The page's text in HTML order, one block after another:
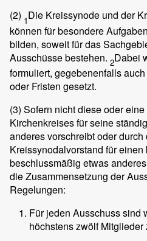
(2) 1Die Kreissynode und der
können für besondere
bilden, soweit für das
Ausschüsse bestehen. 2Dabei
formuliert, gegebenenfalls
oder Fristen gesetzt.
(3) Sofern nicht diese oder
Kirchenkreises für seine
anderes vorschreibt oder
Kreissynodalvorstand für
beschlussmäßig etwas
die Zusammensetzung der
Regelungen:
Für jeden Ausschuss sind
höchstens zwölf Mitglieder